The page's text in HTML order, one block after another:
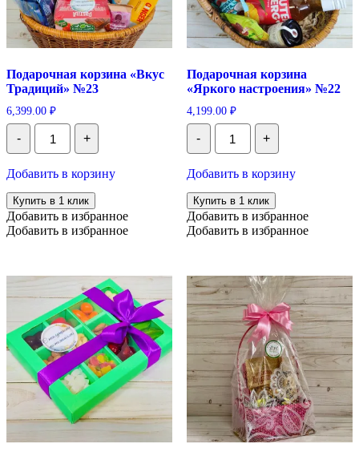
Подарочная корзина «Вкус
Традиций» №23
6,399.00 ₽
-
Количество
Подарочная
корзина
Традиций"
№23
+
Добавить в корзину
Купить в 1 клик
Добавить в избранное
Добавить в избранное
Подарочная корзина
«Яркого настроения» №22
4,199.00 ₽
-
Количество
Подарочная
корзина
настроения"
№22
+
Добавить в корзину
Купить в 1 клик
Добавить в избранное
Добавить в избранное